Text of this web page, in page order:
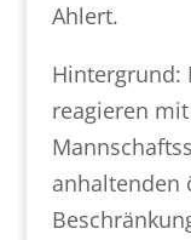
Ahlert.
Hintergrund:
reagieren
anhaltenden